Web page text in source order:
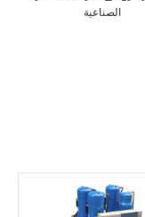
الصناعية